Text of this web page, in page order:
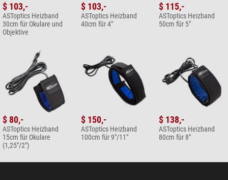
$ 103,-
ASToptics Heizband
30cm für Okulare und
Objektive
$ 103,-
ASToptics Heizband
40cm für 4"
$ 115,-
ASToptics Heizband
50cm für 5"
$ 80,-
ASToptics Heizband
15cm für Okulare
(1,25"/2")
$ 150,-
ASToptics Heizband
100cm für 9"/11"
$ 138,-
ASToptics Heizband
80cm für 8"